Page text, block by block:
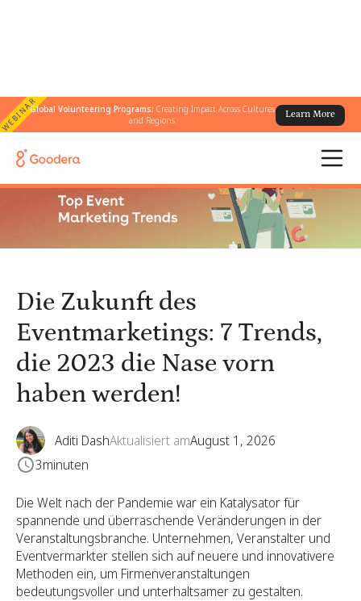
WEBINARGlobal Volunteering Programs: Creating Impact Across Cultures
and Regions
Learn More
← Alle Blogs
haben werden!
Die Zukunft des
Eventmarketings: 7 Trends,
die 2023 die Nase vorn
haben werden!
Aditi DashAktualisiert amAugust 1, 2026
3minuten
Die Welt nach der Pandemie war ein Katalysator für
spannende und überraschende Veränderungen in der
Veranstaltungsbranche. Unternehmen, Veranstalter und
Eventvermarkter stellen sich auf neuere und innovativere
Methoden ein, um Firmenveranstaltungen
bedeutungsvoller und unterhaltsamer zu gestalten.